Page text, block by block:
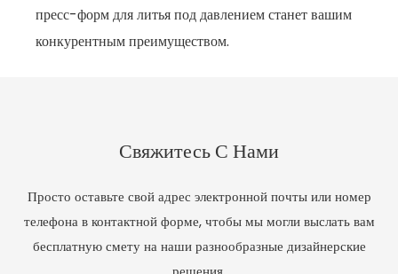
пресс-форм для литья под давлением станет вашим
конкурентным преимуществом.
Свяжитесь С Нами
Просто оставьте свой адрес электронной почты или номер
телефона в контактной форме, чтобы мы могли выслать вам
бесплатную смету на наши разнообразные дизайнерские